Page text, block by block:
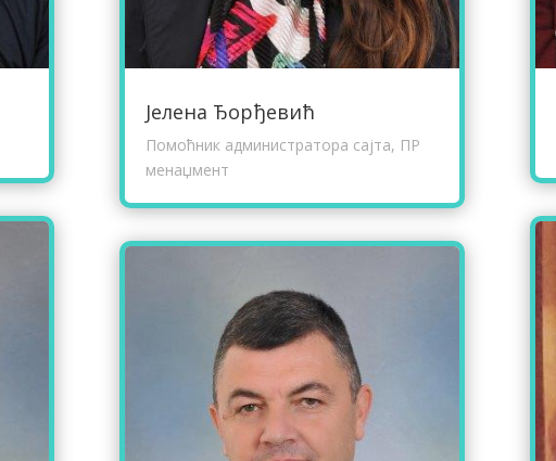
Јелена Ђорђевић
Помоћник администратора сајта, ПР
менаџмент